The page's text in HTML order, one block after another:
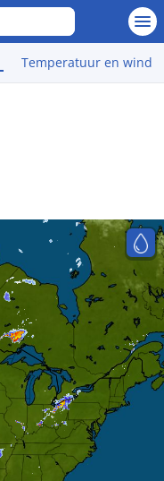
Temperatuur en wind